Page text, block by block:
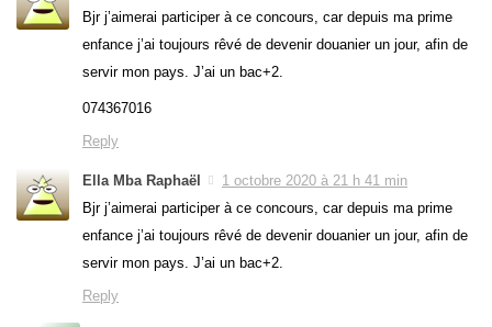
Bjr j’aimerai participer à ce concours, car depuis ma prime
enfance j’ai toujours rêvé de devenir douanier un jour, afin de
servir mon pays. J’ai un bac+2.
074367016
Reply
Ella Mba Raphaël
1 octobre 2020 à 21 h 41 min
Bjr j’aimerai participer à ce concours, car depuis ma prime
enfance j’ai toujours rêvé de devenir douanier un jour, afin de
servir mon pays. J’ai un bac+2.
Reply